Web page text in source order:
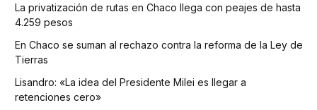
La privatización de rutas en Chaco llega con peajes de hasta
4.259 pesos
En Chaco se suman al rechazo contra la reforma de la Ley de
Tierras
Lisandro: «La idea del Presidente Milei es llegar a
retenciones cero»